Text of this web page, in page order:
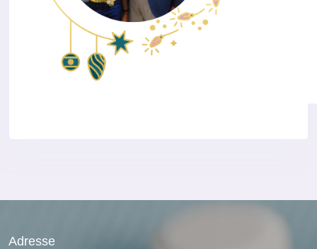
Adresse